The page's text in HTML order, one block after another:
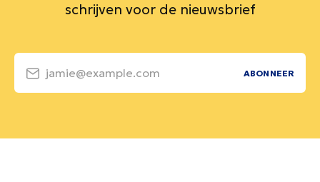
schrijven voor de nieuwsbrief
jamie@example.com ABONNEER